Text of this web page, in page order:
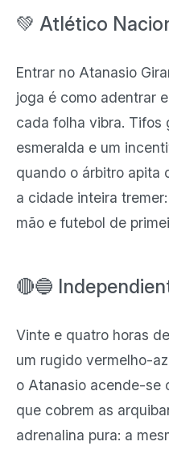
💚 Atlético
Entrar no Atanasio
joga é como adentrar
cada folha vibra. Tifos
esmeralda e um
quando o árbitro apita
a cidade inteira
mão e futebol de
🔴🔵
Vinte e quatro horas
um rugido vermelho-
o Atanasio acende-se
que cobrem as
adrenalina pura: a